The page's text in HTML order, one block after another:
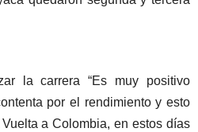
la carrera “Es muy positivo
por el rendimiento y esto
a Colombia, en estos días